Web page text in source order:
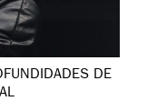
DE